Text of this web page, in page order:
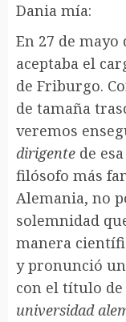
Dania mía:
En 27 de
aceptaba el
de Friburgo.
de tamaña
veremos
dirigente de
filósofo más
Alemania, no
solemnidad
manera
y pronunció
con el título de
universidad